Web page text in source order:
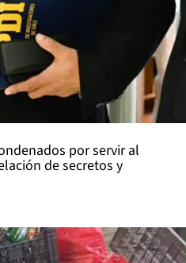
por servir al
de secretos y